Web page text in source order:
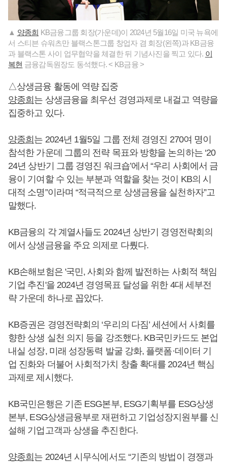
▲ 양종희 KB금융그룹 회장(가운데)이 2024년 5월16일 미국 뉴욕에
서 스티븐 슈워츠만 블랙스톤그룹 창업자 겸 회장(왼쪽)과 KB금융
과 블랙스톤 사이 업무협약을 체결한 뒤 기념사진을 찍고 있다. 이
복현 금융감독원장도 동석했다. < KB금융 >
△상생금융 활동에 역량 집중
양종희는 상생금융을 최우선 경영과제로 내걸고 역량을
집중하고 있다.
양종희는 2024년 1월5일 그룹 전체 경영진 270여 명이
참석한 가운데 그룹의 전략 목표와 방향을 논의하는 ‘20
24년 상반기 그룹 경영진 워크숍’에서 “우리 사회에서 금
융이 기여할 수 있는 부분과 역할을 찾는 것이 KB의 시
대적 소명”이라며 “적극적으로 상생금융을 실천하자”고
말했다.
KB금융의 각 계열사들도 2024년 상반기 경영전략회의
에서 상생금융을 주요 의제로 다뤘다.
KB손해보험은 '국민, 사회와 함께 발전하는 사회적 책임
기업 추진'을 2024년 경영목표 달성을 위한 4대 세부전
략 가운데 하나로 꼽았다.
KB증권은 경영전략회의 ‘우리의 다짐’ 세션에서 사회를
향한 상생 실천 의지 등을 강조했다. KB국민카드도 본업
내실 성장, 미래 성장동력 발굴 강화, 플랫폼·데이터 기
업 진화와 더불어 사회적가치 창출 확대를 2024년 핵심
과제로 제시했다.
KB국민은행은 기존 ESG본부, ESG기획부를 ESG상생
본부, ESG상생금융부로 재편하고 기업성장지원부를 신
설해 기업고객과 상생을 추진한다.
양종희는 2024년 시무식에서도 “기존의 방법이 경쟁과